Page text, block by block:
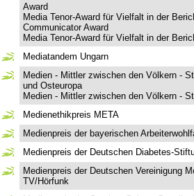
Award
Media Tenor-Award für Vielfalt in der
Communicator Award
Media Tenor-Award für Vielfalt in der
Mediatandem Ungarn
Medien - Mittler zwischen den Völkern -
und Osteuropa
Medien - Mittler zwischen den Völkern -
Medienethikpreis META
Medienpreis der bayerischen
Medienpreis der Deutschen Diabetes-
Medienpreis der Deutschen Vereinigung
TV/Hörfunk